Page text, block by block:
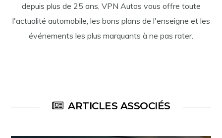
depuis plus de 25 ans, VPN Autos vous offre toute
l'actualité automobile, les bons plans de l'enseigne et les
événements les plus marquants à ne pas rater.
ARTICLES ASSOCIÉS